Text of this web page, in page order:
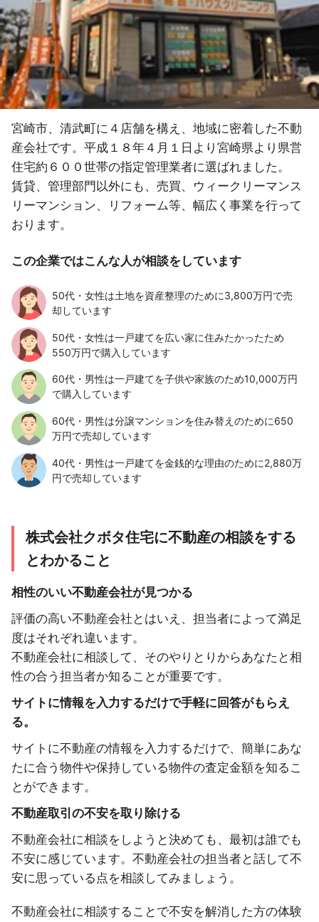
宮崎市、清武町に４店舗を構え、地域に密着した不動
産会社です。平成１８年４月１日より宮崎県より県営
住宅約６００世帯の指定管理業者に選ばれました。
賃貸、管理部門以外にも、売買、ウィークリーマンス
リーマンション、リフォーム等、幅広く事業を行って
おります。
この企業ではこんな人が相談をしています
50代・女性は土地を資産整理のために3,800万円で売
却しています
50代・女性は一戸建てを広い家に住みたかったため
550万円で購入しています
60代・男性は一戸建てを子供や家族のため10,000万円
で購入しています
60代・男性は分譲マンションを住み替えのために650
万円で売却しています
40代・男性は一戸建てを金銭的な理由のために2,880万
円で売却しています
株式会社クボタ住宅に不動産の相談をする
とわかること
相性のいい不動産会社が見つかる
評価の高い不動産会社とはいえ、担当者によって満足
度はそれぞれ違います。
不動産会社に相談して、そのやりとりからあなたと相
性の合う担当者か知ることが重要です。
サイトに情報を入力するだけで手軽に回答がもらえ
る。
サイトに不動産の情報を入力するだけで、簡単にあな
たに合う物件や保持している物件の査定金額を知るこ
とができます。
不動産取引の不安を取り除ける
不動産会社に相談をしようと決めても、最初は誰でも
不安に感じています。不動産会社の担当者と話して不
安に思っている点を相談してみましょう。
不動産会社に相談することで不安を解消した方の体験